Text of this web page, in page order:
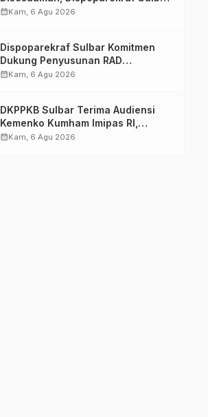
Pastikan Persiapan Tetap
calendar_monthKam, 6 Agu 2026
Dispoparekraf Sulbar Komitmen
Dukung Penyusunan RAD
TPB/SDGs Sulawesi Barat
calendar_monthKam, 6 Agu 2026
DKPPKB Sulbar Terima Audiensi
Kemenko Kumham Imipas RI,
Perkuat Pelayanan Kesehatan bagi
calendar_monthKam, 6 Agu 2026